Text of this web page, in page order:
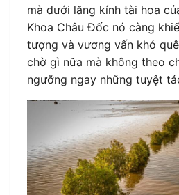
mà dưới lăng kính tài hoa
Khoa Châu Đốc nó càng
tượng và vương vấn khó
chờ gì nữa mà không theo
ngưỡng ngay những tuyệt